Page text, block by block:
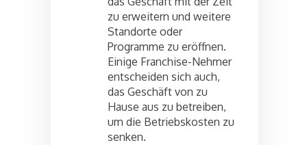
zu erweitern und weitere
Standorte oder
Programme zu eröffnen.
Einige Franchise-Nehmer
entscheiden sich auch,
das Geschäft von zu
Hause aus zu betreiben,
um die Betriebskosten zu
senken.